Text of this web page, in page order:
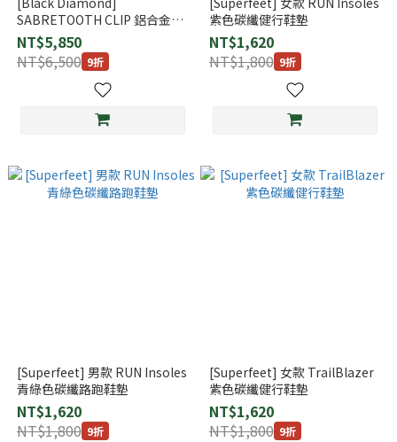
SABRETOOTH CLIP 鋁合金14
爪型 冰爪 (400044)
NT$5,850
NT$6,500 9折
紫色碳纖健行鞋墊
NT$1,620
NT$1,800 9折
[Superfeet] 男款 RUN Insoles
青綠色碳纖路跑鞋墊
NT$1,620
NT$1,800 9折
[Superfeet] 女款 TrailBlazer
紫色碳纖健行鞋墊
NT$1,620
NT$1,800 9折